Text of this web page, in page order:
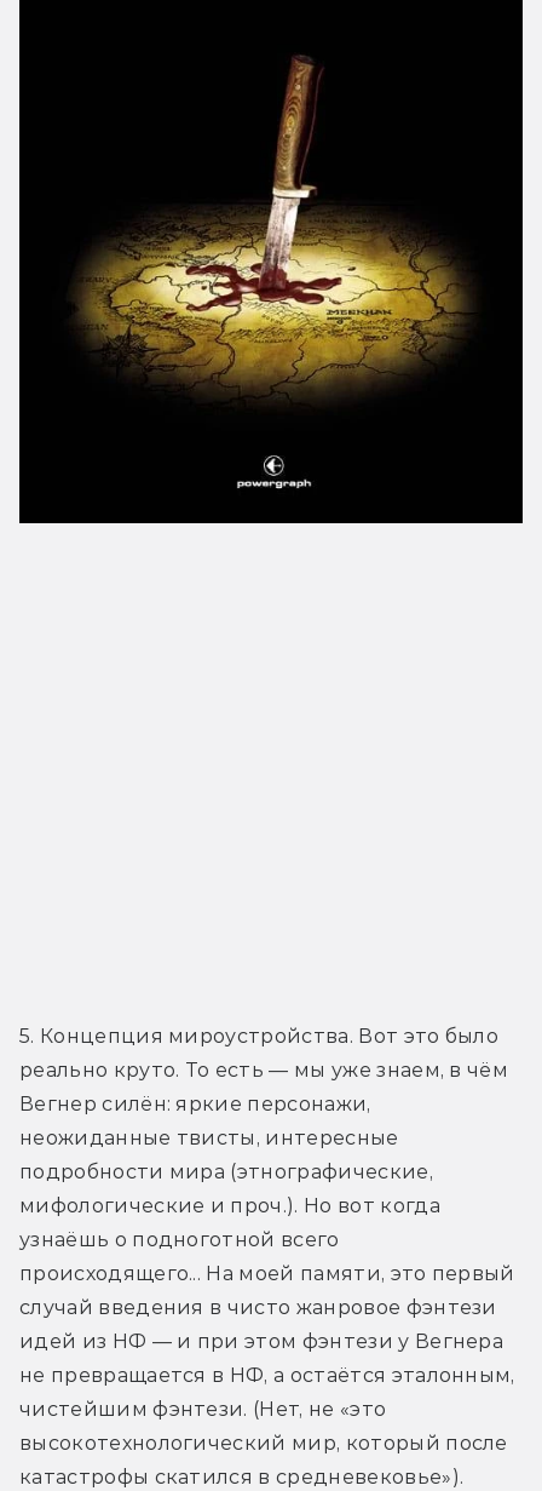
5. Концепция мироустройства. Вот это было
реально круто. То есть — мы уже знаем, в чём
Вегнер силён: яркие персонажи,
неожиданные твисты, интересные
подробности мира (этнографические,
мифологические и проч.). Но вот когда
узнаёшь о подноготной всего
происходящего... На моей памяти, это первый
случай введения в чисто жанровое фэнтези
идей из НФ — и при этом фэнтези у Вегнера
не превращается в НФ, а остаётся эталонным,
чистейшим фэнтези. (Нет, не «это
высокотехнологический мир, который после
катастрофы скатился в средневековье»).